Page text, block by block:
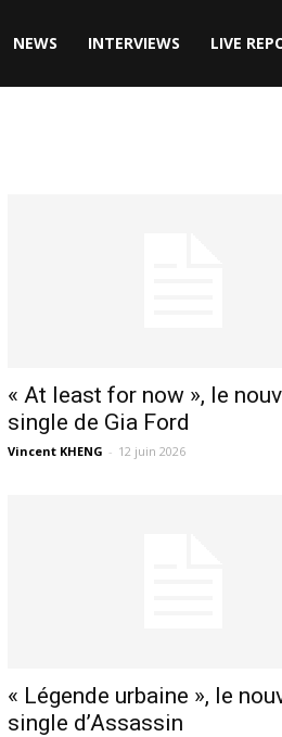
NEWS INTERVIEWS LIVE
« At least for now », le
single de Gia Ford
Vincent KHENG - 12 juin 2026
« Légende urbaine », le
single d’Assassin